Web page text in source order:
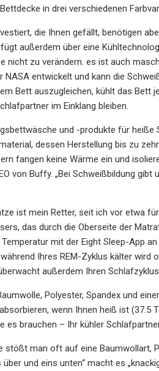
in drei verschiedenen
die Ihnen gefällt, benötigen
außerdem über eine
nicht zu verändern. es ist auch
entwickelt und kann die
Bett auszugleichen, kühlt das Bett
im Einklang bleiben.
und -produkte für
dessen Herstellung bis zu
fangen keine Wärme ein und
von Buffy. „Bei Schweißbildung
ist mein Retter, seit ich vor etwa
das durch die Oberseite der
mit der Eight Sleep-App
Ihres REM-Zyklus kälter
außerdem Ihren
Polyester, Spandex und
wenn Ihnen heiß ist (37.5
es brauchen – Ihr kühler
man oft auf eine Baumwollart,
und eins unten“ macht es